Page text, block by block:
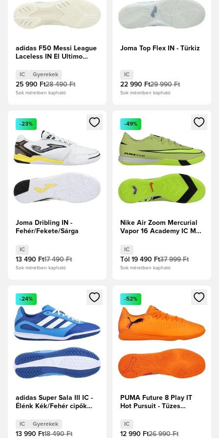
adidas F50 Messi League
Laceless IN El Ultimo
Elefántcsont/Félénk kék
ragyogás/Icey Blue
Gyerek
IC Gyerekek
25 990 Ft28 490 Ft
Sok méretben kapható
Joma Top Flex IN - Türkiz
IC
22 990 Ft29 990 Ft
Sok méretben kapható
Megnyit egy modált a bejelentkezéshez vagy a tagként
-23%
Joma Dribling IN -
Fehér/Fekete/Sárga
IC
13 490 Ft17 490 Ft
Sok méretben kapható
Megnyit egy modált a
-49%
Nike Air Zoom Mercurial
Vapor 16 Academy IC Max
Reflektorfényben/Volt/Hyper
Crimson
IC
Tól 19 490 Ft37 999 Ft
Sok méretben kapható
Megnyit egy modált a bejelentkezéshez vagy a tagként
-24%
adidas Super Sala III IC -
Élénk Kék/Fehér cipők
IC Gyerekek
13 990 Ft18 490 Ft
Megnyit egy modált a
-52%
PUMA Future 8 Play IT
Hot Pursuit - Tüzes
Fekete/Ravish
IC
12 990 Ft26 990 Ft